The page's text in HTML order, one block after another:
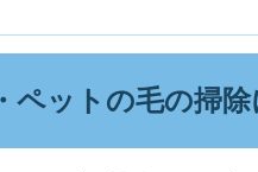
ットの毛の掃除